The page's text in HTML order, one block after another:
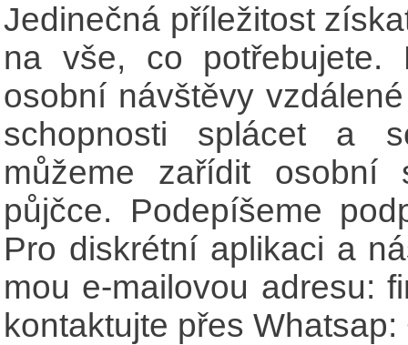
Jedinečná příležitost
na vše, co
osobní návštěvy
schopnosti splácet a
můžeme zařídit
půjčce. Podepíšeme
Pro diskrétní aplikaci a
mou e-mailovou adresu:
kontaktujte přes